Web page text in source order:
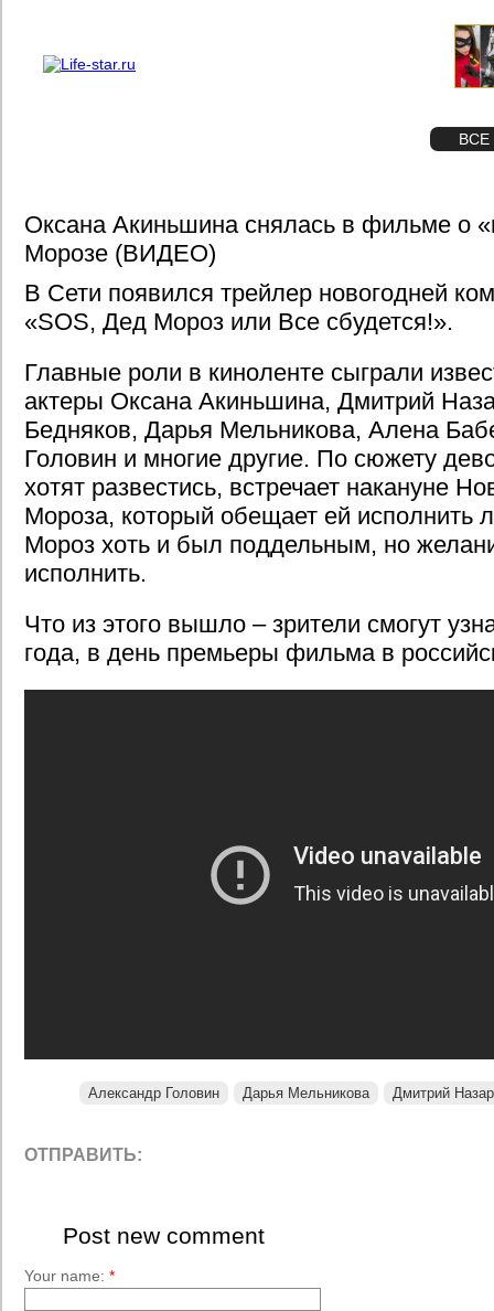
ВСЕ
Оксана Акиньшина снялась в фильме о
Морозе (ВИДЕО)
В Сети появился трейлер новогодней
«SOS, Дед Мороз или Все сбудется!».
Главные роли в киноленте сыграли
актеры Оксана Акиньшина, Дмитрий
Бедняков, Дарья Мельникова, Алена
Головин и многие другие. По сюжету
хотят развестись, встречает накануне
Мороза, который обещает ей
Мороз хоть и был поддельным, но
исполнить.
Что из этого вышло – зрители смогут
года, в день премьеры фильма в
Александр Головин Дарья Мельникова Дмитрий
ОТПРАВИТЬ:
Post new comment
Your name: *